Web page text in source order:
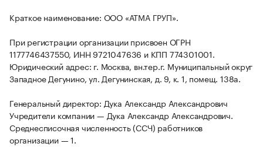
Краткое наименование: ООО «АТМА ГРУП».
При регистрации организации присвоен ОГРН
1177746437550, ИНН 9721047636 и КПП 774301001.
Юридический адрес: г. Москва, вн.тер.г. Муниципальный округ
Западное Дегунино, ул. Дегунинская, д. 9, к. 1, помещ. 138а.
Генеральный директор: Дука Александр Александрович
Учредители компании — Дука Александр Александрович.
Среднесписочная численность (ССЧ) работников
организации — 1.